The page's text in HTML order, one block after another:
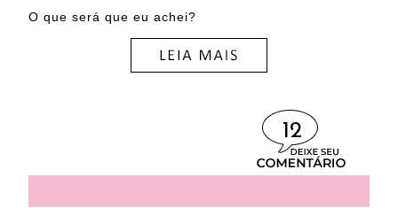
O que será que eu achei?
12